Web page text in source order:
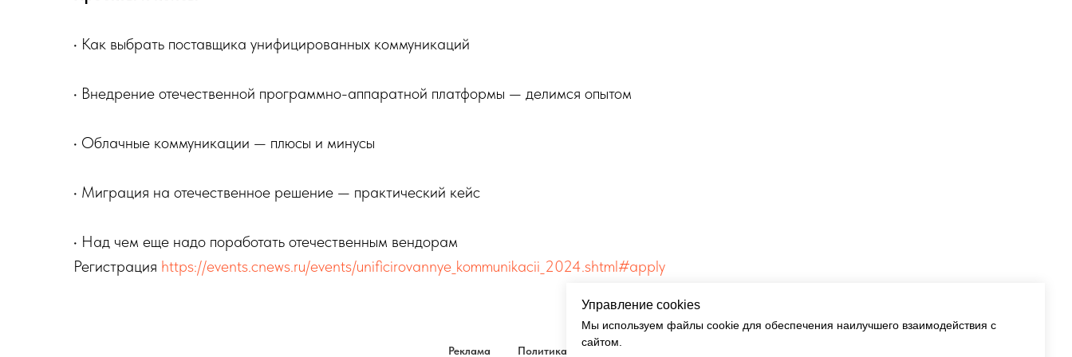
• Как выбрать поставщика унифицированных коммуникаций
• Внедрение отечественной программно-аппаратной платформы — делимся опытом
• Облачные коммуникации — плюсы и минусы
• Миграция на отечественное решение — практический кейс
• Над чем еще надо поработать отечественным вендорам
Регистрация https://events.cnews.ru/events/unificirovannye_kommunikacii_2024.shtml#apply
Управление cookies
Мы используем файлы cookie для обеспечения наилучшего взаимодействия с
сайтом.
Реклама Политика